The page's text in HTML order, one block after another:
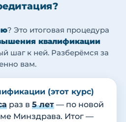
? Это итоговая процедура
квалификации
шаг к ней. Разберёмся за
вам.
(этот курс)
раз в 5 лет — по новой
Минздрава. Итог —